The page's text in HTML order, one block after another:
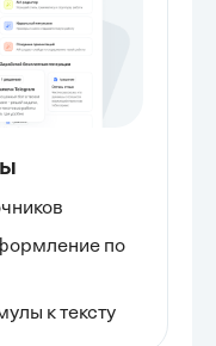
по
к тексту